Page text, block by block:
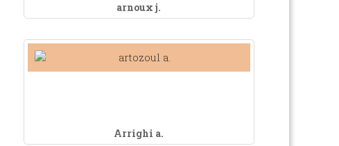
arnoux j.
Arrighi a.